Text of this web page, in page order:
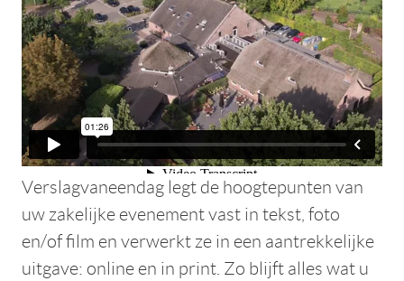
Verslagvaneendag legt de hoogtepunten van
uw zakelijke evenement vast in tekst, foto
en/of film en verwerkt ze in een aantrekkelijke
uitgave: online en in print. Zo blijft alles wat u